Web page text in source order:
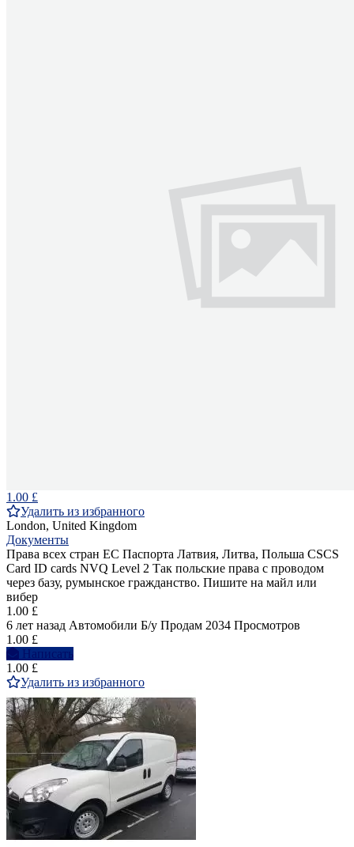
1.00 £
Удалить из избранного
London, United Kingdom
Документы
Права всех стран ЕС Паспорта Латвия, Литва, Польша CSCS
Card ID cards NVQ Level 2 Так польские права с проводом
через базу, румынское гражданство. Пишите на майл или
вибер
1.00 £
6 лет назад Автомобили Б/у Продам 2034 Просмотров
1.00 £
Написать
1.00 £
Удалить из избранного